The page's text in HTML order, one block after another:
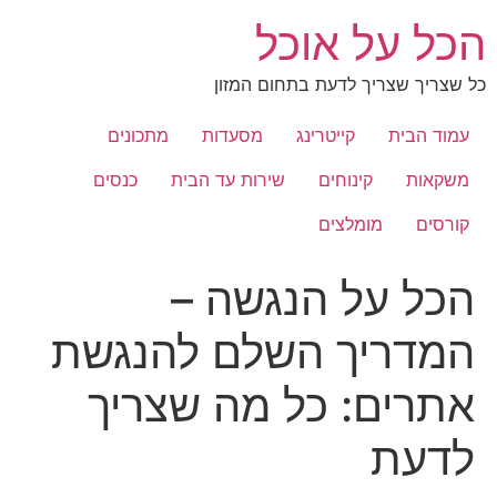
לתוכן
הכל על אוכל
כל שצריך שצריך לדעת בתחום המזון
עמוד הבית קייטרינג מסעדות
מתכונים
משקאות
קינוחים שירות עד הבית
כנסים
קורסים
מומלצים
הכל על הנגשה –
המדריך השלם להנגשת
אתרים: כל מה שצריך
לדעת